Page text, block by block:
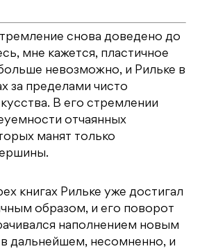
снова доведено до
мне кажется, пластичное
невозможно, и Рильке в
за пределами чисто
В его стремлении
отчаянных
манят только
книгах Рильке уже достигал
образом, и его поворот
наполнением новым
дальнейшем, несомненно, и